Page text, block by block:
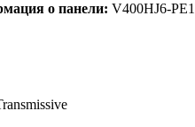
о панели: V400HJ6-PE1